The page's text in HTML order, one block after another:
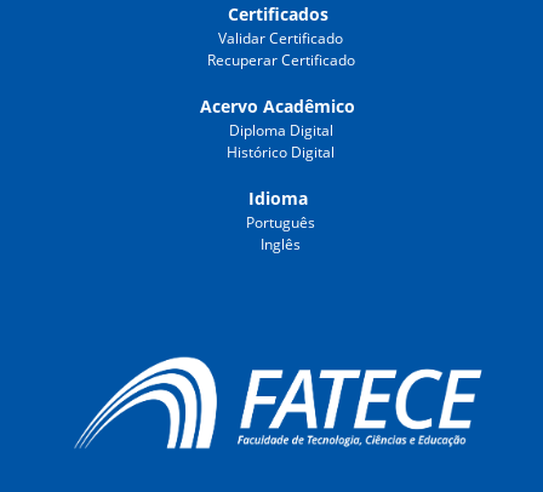
Certificados
Validar Certificado
Recuperar Certificado
Acervo Acadêmico
Diploma Digital
Histórico Digital
Idioma
Português
Inglês